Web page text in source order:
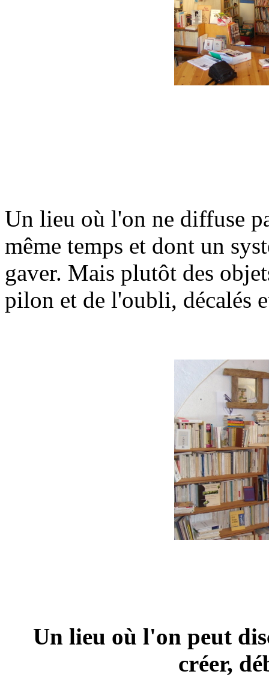
Un lieu où l'on ne diffuse
même temps et dont un
gaver. Mais plutôt des
pilon et de l'oubli, décalés
Un lieu où l'on peut
créer,